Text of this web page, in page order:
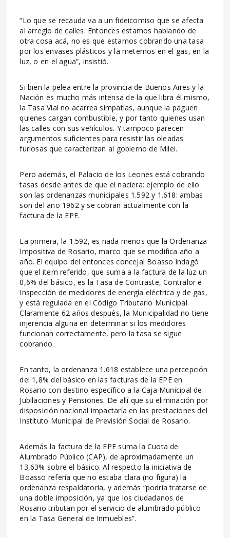
“Lo que se recauda va a un fideicomiso que se afecta
al arreglo de calles. Entonces estamos hablando de
otra cosa acá, no es que estamos cobrando una tasa
por los envases plásticos y la metemos en el gas, en la
luz, o en el agua”, insistió.
Si bien la pelea entre la provincia de Buenos Aires y la
Nación es mucho más intensa de la que libra él mismo,
la Tasa Vial no acarrea simpatías, aunque la paguen
quienes cargan combustible, y por tanto quienes usan
las calles con sus vehículos. Y tampoco parecen
argumentos suficientes para resistir las oleadas
furiosas que caracterizan al gobierno de Milei.
Pero además, el Palacio de los Leones está cobrando
tasas desde antes de que el naciera: ejemplo de ello
son las ordenanzas municipales 1.592 y 1.618: ambas
son del año 1962 y se cobran actualmente con la
factura de la EPE.
La primera, la 1.592, es nada menos que la Ordenanza
Impositiva de Rosario, marco que se modifica año a
año. El equipo del entonces concejal Boasso indagó
que el item referido, que suma a la factura de la luz un
0,6% del básico, es la Tasa de Contraste, Contralor e
Inspección de medidores de energía eléctrica y de gas,
y está regulada en el Código Tributario Municipal.
Claramente 62 años después, la Municipalidad no tiene
injerencia alguna en determinar si los medidores
funcionan correctamente, pero la tasa se sigue
cobrando.
En tanto, la ordenanza 1.618 establece una percepción
del 1,8% del básico en las facturas de la EPE en
Rosario con destino específico a la Caja Municipal de
Jubilaciones y Pensiones. De allí que su eliminación por
disposición nacional impactaría en las prestaciones del
Instituto Municipal de Previsión Social de Rosario.
Además la factura de la EPE suma la Cuota de
Alumbrado Público (CAP), de aproximadamente un
13,63% sobre el básico. Al respecto la iniciativa de
Boasso refería que no estaba clara (no figura) la
ordenanza respaldatoria, y además “podría tratarse de
una doble imposición, ya que los ciudadanos de
Rosario tributan por el servicio de alumbrado público
en la Tasa General de Inmuebles”.